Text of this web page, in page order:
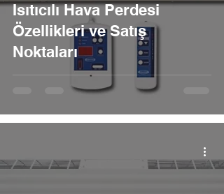
Isıtıcılı Hava Perdesi
Özellikleri ve Satış
Noktaları